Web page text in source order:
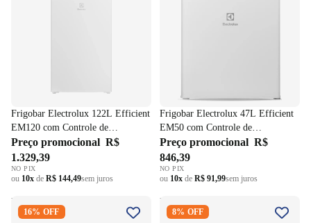
Frigobar Electrolux 122L Efficient
EM120 com Controle de
Temperatura -2ºC a 10ºC Branco
220V
Preço promocional R$
1.329,39
NO PIX
ou 10x de R$ 144,49sem juros
Frigobar Electrolux 47L Efficient
EM50 com Controle de
Temperatura -2ºC a 10ºC Branco
220V
Preço promocional R$
846,39
NO PIX
ou 10x de R$ 91,99sem juros
Frigobar Midea 124L
MDRD181 Inverter Branco
16% OFF
Frigobar Brastemp Retrô 76L
BRA08HO Rose 220V
8% OFF